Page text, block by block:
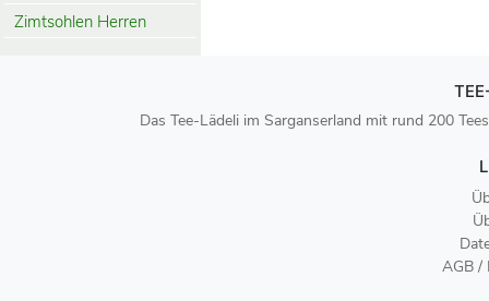
Zimtsohlen Herren
Das Tee-Lädeli im Sarganserland mit rund 200
AGB /